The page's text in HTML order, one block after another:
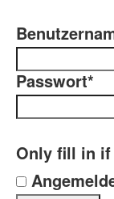
Passwort*
Only fill in if